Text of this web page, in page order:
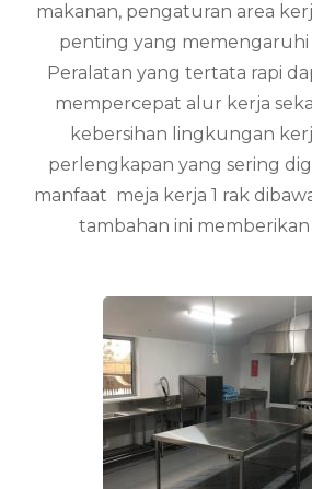
makanan, pengaturan area
penting yang
Peralatan yang tertata rapi
mempercepat alur kerja
kebersihan lingkungan
perlengkapan yang sering
manfaat meja kerja 1 rak
tambahan ini